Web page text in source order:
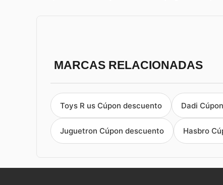
MARCAS RELACIONADAS
Toys R us Cúpon descuento Dadi
Juguetron Cúpon descuento Hasbro